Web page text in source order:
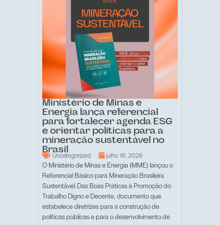
Ministério de Minas e
Energia lança referencial
para fortalecer agenda ESG
e orientar políticas para a
mineração sustentável no
Brasil
Uncategorized julho 16, 2026
O Ministério de Minas e Energia (MME) lançou o
Referencial Básico para Mineração Brasileira
Sustentável: Das Boas Práticas à Promoção do
Trabalho Digno e Decente, documento que
estabelece diretrizes para a construção de
políticas públicas e para o desenvolvimento de